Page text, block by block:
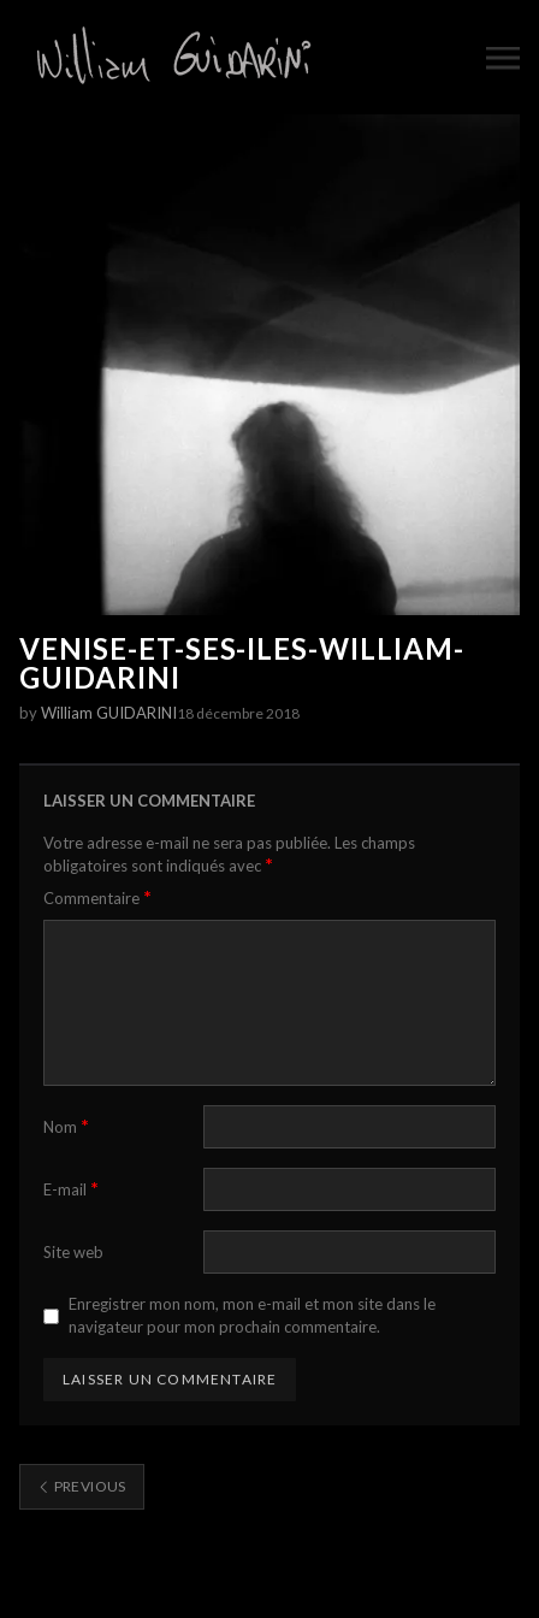
VENISE-ET-SES-ILES-WILLIAM-
GUIDARINI
byWilliam GUIDARINI 18 décembre 2018
LAISSER UN COMMENTAIRE
Votre adresse e-mail ne sera pas publiée. Les champs
obligatoires sont indiqués avec *
Commentaire *
Nom *
E-mail *
Site web
Enregistrer mon nom, mon e-mail et mon site dans le
navigateur pour mon prochain commentaire.
PREVIOUS